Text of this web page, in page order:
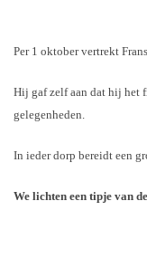
Per 1 oktober vertrekt
Hij gaf zelf aan dat hij het
gelegenheden.
In ieder dorp bereidt een
We lichten een tipje van